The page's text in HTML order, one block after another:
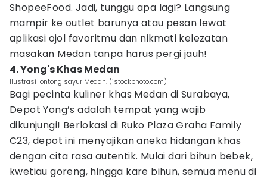
ShopeeFood. Jadi, tunggu apa lagi? Langsung
mampir ke outlet barunya atau pesan lewat
aplikasi ojol favoritmu dan nikmati kelezatan
masakan Medan tanpa harus pergi jauh!
4. Yong's Khas Medan
Ilustrasi lontong sayur Medan. (istockphoto.com)
Bagi pecinta kuliner khas Medan di Surabaya,
Depot Yong’s adalah tempat yang wajib
dikunjungi! Berlokasi di Ruko Plaza Graha Family
C23, depot ini menyajikan aneka hidangan khas
dengan cita rasa autentik. Mulai dari bihun bebek,
kwetiau goreng, hingga kare bihun, semua menu di